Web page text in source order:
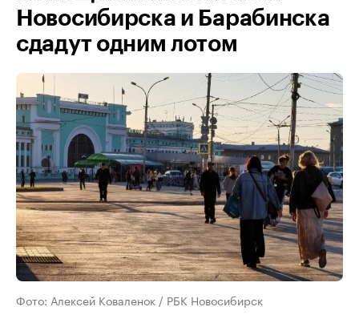
Новосибирска и Барабинска
сдадут одним лотом
Фото: Алексей Коваленок / РБК Новосибирск